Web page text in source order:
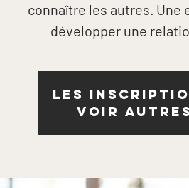
connaître les autres. Une
Les
Voir